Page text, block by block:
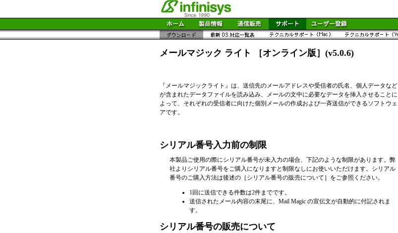
メールマジック ライト ［オンライン版］(v5.0.6)
『メールマジックライト』は、送信先のメールアドレスや受信者の氏名、個人データなど
が含まれたデータファイルを読み込み、メールの文中に必要なデータを挿入させることに
よって、それぞれの受信者に向けた個別メールの作成および一斉送信ができるソフトウェ
アです。
シリアル番号入力前の制限
本製品ご使用の際にシリアル番号が未入力の場合、下記のような制限があります。弊
社よりシリアル番号をご購入になりますと制限なしにお使いいただけます。シリアル
番号のご購入方法は後述の［シリアル番号の販売について］をご参照ください。
1回に送信できる件数は2件までです。
送信されたメール内容の末尾に、Mail Magic の宣伝文が自動的に付記されま
す。
シリアル番号の販売について